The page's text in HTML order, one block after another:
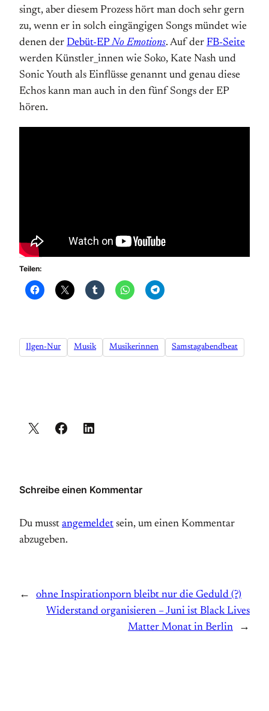
singt, aber diesem Prozess hört man doch sehr gern
zu, wenn er in solch eingängigen Songs mündet wie
denen der Debüt-EPNo Emotions. Auf der FB-Seite
werden Künstler_innen wie Soko, Kate Nash und
Sonic Youth als Einflüsse genannt und genau diese
Echos kann man auch in den fünf Songs der EP
hören.
Teilen:
Ilgen-Nur Musik Musikerinnen Samstagabendbeat
Schreibe einen Kommentar
Du musst angemeldet sein, um einen Kommentar
abzugeben.
←
ohne Inspirationporn bleibt nur die Geduld (?)
Widerstand organisieren – Juni ist Black Lives
Matter Monat in Berlin
→